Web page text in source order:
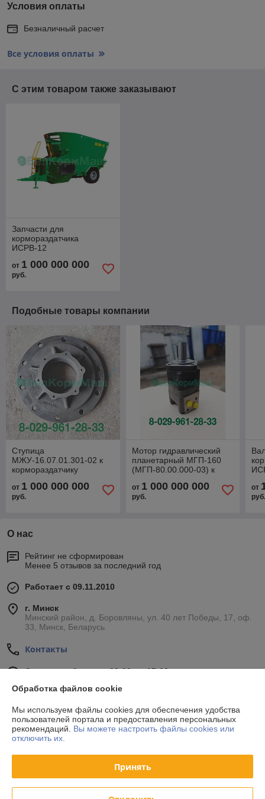
Условия оплаты
Безналичный расчет
Все условия оплаты
С этим товаром также заказывают
Запчасти для
кормораздатчика
ИСРВ-12
от 1 000 000 000
руб.
Подобные товары компании
Ступица
МЖУ-16.07.01.301-02 к
кормораздатчику
от 1 000 000 000
руб.
Мотор гидравлический
планетарный МГП-160
(МГП-80.00.000-03) к
ИСРВ-12
от 1 000 000 000
руб.
от
О нас
Рейтинг не сформирован
Менее 5 отзывов за последний год
Работает с 09.11.2010
г. Минск
Минский район, д. Боровляны, ул. 40 лет Победы, 17, оф.
33, Минск, Беларусь
Контакты
Сегодня работает с 09:00 до 17:00
Отзывы о магазине
34 отзывов за всё время
Обработка файлов cookie
Мы используем файлы cookies для обеспечения удобства
пользователей портала и предоставления персональных
рекомендаций. Вы можете настроить файлы cookies или
отключить их.
Принять